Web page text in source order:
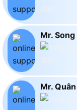
Mr. Song
Mr. Quân